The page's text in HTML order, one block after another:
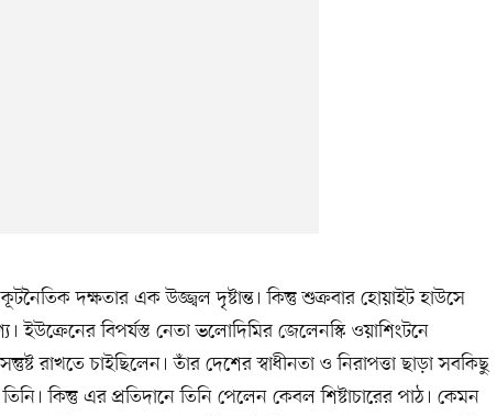
দক্ষতার এক উজ্জ্বল দৃষ্টান্ত। কিন্তু শুক্রবার হোয়াইট হাউসে
ইউক্রেনের বিপর্যস্ত নেতা ভলোদিমির জেলেনস্কি ওয়াশিংটনে
রাখতে চাইছিলেন। তাঁর দেশের স্বাধীনতা ও নিরাপত্তা ছাড়া সবকিছু
কিন্তু এর প্রতিদানে তিনি পেলেন কেবল শিষ্টাচারের পাঠ। কেমন